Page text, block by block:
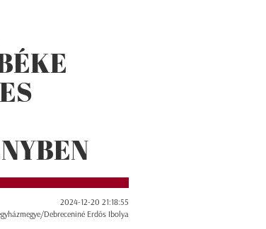
2024-12-20 21:18:55
Debreceniné Erdős Ibolya